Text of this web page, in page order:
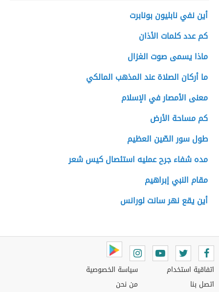
أين نفي نابليون بونابرت
كم عدد كلمات الأذان
ماذا يسمى صوت الغزال
ما أركان الصلاة عند المذهب المالكي
معنى الأمصار في الإسلام
كم مساحة الأرض
طول سور الصّين العظيم
مده شفاء جرح عمليه استئصال كيس شعر
مقام النبي إبراهيم
أين يقع نهر سانت لورانس
اتفاقية استخدام
اتصل بنا
سياسة الخصوصية
من نحن